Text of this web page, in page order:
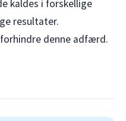
kaldes i forskellige
resultater.
denne adfærd.